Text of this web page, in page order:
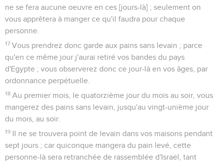
ne se fera aucune oeuvre en ces [jours-là] ; seulement on
vous apprêtera à manger ce qu'il faudra pour chaque
personne.
17 Vous prendrez donc garde aux pains sans levain ; parce
qu'en ce même jour j'aurai retiré vos bandes du pays
d'Egypte ; vous observerez donc ce jour-là en vos âges, par
ordonnance perpétuelle.
18 Au premier mois, le quatorzième jour du mois au soir, vous
mangerez des pains sans levain, jusqu'au vingt-unième jour
du mois, au soir.
19 Il ne se trouvera point de levain dans vos maisons pendant
sept jours ; car quiconque mangera du pain levé, cette
personne-là sera retranchée de rassemblée d'Israël, tant